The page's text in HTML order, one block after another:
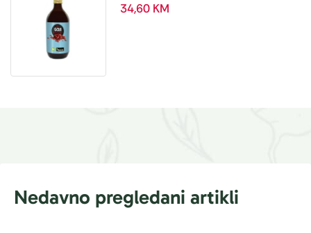
ml
34,60 KM
Nedavno pregledani artikli